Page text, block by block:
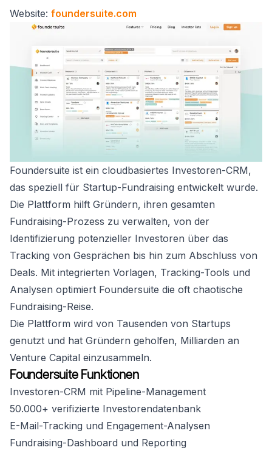
Website: foundersuite.com
Foundersuite ist ein cloudbasiertes Investoren-CRM,
das speziell für Startup-Fundraising entwickelt wurde.
Die Plattform hilft Gründern, ihren gesamten
Fundraising-Prozess zu verwalten, von der
Identifizierung potenzieller Investoren über das
Tracking von Gesprächen bis hin zum Abschluss von
Deals. Mit integrierten Vorlagen, Tracking-Tools und
Analysen optimiert Foundersuite die oft chaotische
Fundraising-Reise.
Die Plattform wird von Tausenden von Startups
genutzt und hat Gründern geholfen, Milliarden an
Venture Capital einzusammeln.
Foundersuite Funktionen
Investoren-CRM mit Pipeline-Management
50.000+ verifizierte Investorendatenbank
E-Mail-Tracking und Engagement-Analysen
Fundraising-Dashboard und Reporting